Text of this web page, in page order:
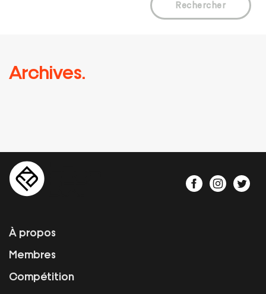
Rechercher
Archives.
À propos
Membres
Compétition